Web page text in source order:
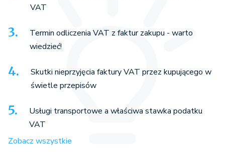
VAT
Termin odliczenia VAT z faktur zakupu - warto
wiedzieć!
Skutki nieprzyjęcia faktury VAT przez kupującego w
świetle przepisów
Usługi transportowe a właściwa stawka podatku
VAT
Zobacz wszystkie